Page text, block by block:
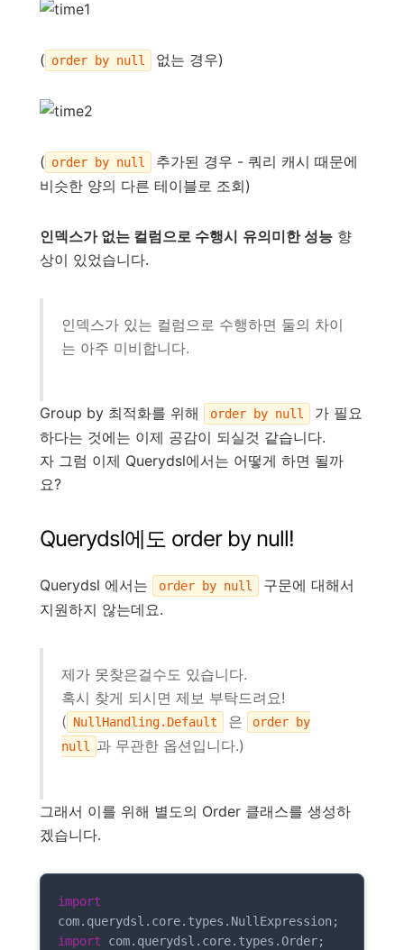
( order by null 없는 경우)
( order by null
추가된 경우 - 쿼리 캐시 때문에
비슷한 양의 다른 테이블로 조회)
인덱스가 없는 컬럼으로 수행시 유의미한성능 향
상이 있었습니다.
인덱스가 있는 컬럼으로 수행하면 둘의 차이
는 아주 미비합니다.
Group by 최적화를 위해 order by null
가 필요
하다는 것에는 이제 공감이 되실것 같습니다.
자 그럼 이제 Querydsl에서는 어떻게 하면 될까
요?
Querydsl에도 order by null!
Querydsl 에서는 order by null
구문에 대해서
지원하지 않는데요.
제가 못찾은걸수도 있습니다.
혹시 찾게 되시면 제보 부탁드려요!
( NullHandling.Default 은
order by
null
과 무관한 옵션입니다.)
그래서 이를 위해 별도의 Order 클래스를 생성하
겠습니다.
import
import